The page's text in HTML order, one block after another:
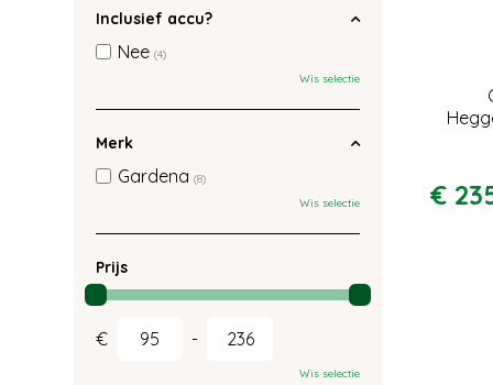
€
Inclusief accu?
Nee (4)
Wis selectie
Merk
Gardena (8)
Wis selectie
Prijs
€ -
Wis selectie